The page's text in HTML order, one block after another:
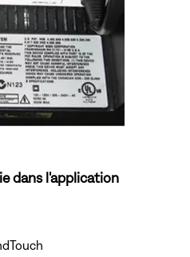
dans l'application